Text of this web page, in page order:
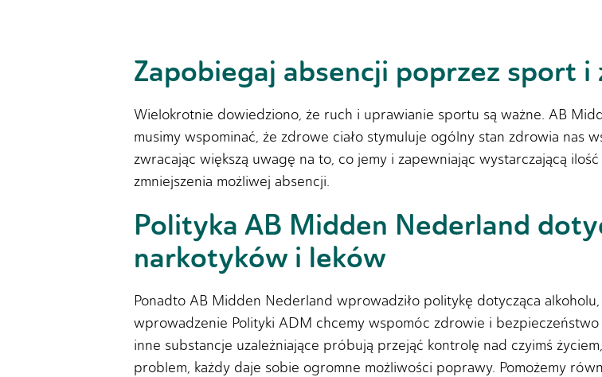
Zapobiegaj absencji poprzez sport
Wielokrotnie dowiedziono, że ruch i uprawianie sportu są ważne. AB
musimy wspominać, że zdrowe ciało stymuluje ogólny stan zdrowia nas
zwracając większą uwagę na to, co jemy i zapewniając wystarczającą
zmniejszenia możliwej absencji.
Polityka AB Midden Nederland
narkotyków i leków
Ponadto AB Midden Nederland wprowadziło politykę dotycząca
wprowadzenie Polityki ADM chcemy wspomóc zdrowie i
inne substancje uzależniające próbują przejąć kontrolę nad czyimś
problem, każdy daje sobie ogromne możliwości poprawy. Pomożemy